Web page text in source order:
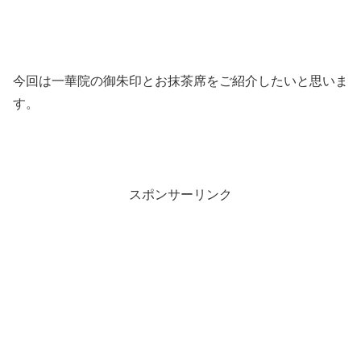
今回は一華院の御朱印とお抹茶席をご紹介したいと思いま
す。
スポンサーリンク